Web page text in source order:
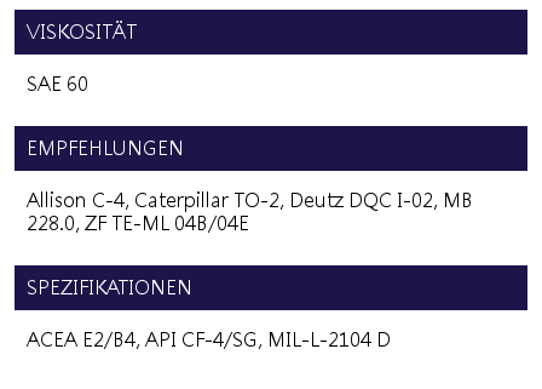
VISKOSITÄT
SAE 60
EMPFEHLUNGEN
Allison C-4, Caterpillar TO-2, Deutz DQC I-02, MB
228.0, ZF TE-ML 04B/04E
SPEZIFIKATIONEN
ACEA E2/B4, API CF-4/SG, MIL-L-2104 D